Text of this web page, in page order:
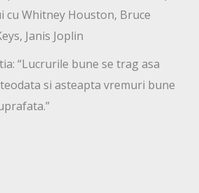
cu Whitney Houston, Bruce
Janis Joplin
“Lucrurile bune se trag asa
si asteapta vremuri bune